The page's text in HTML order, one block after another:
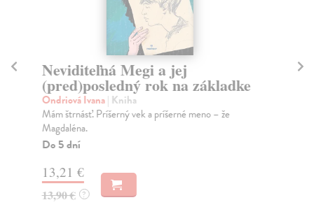
Neviditeľná Megi a jej
(pred)posledný rok na základke
Ondriová Ivana| Kniha
Mám štrnásť. Príšerný vek a príšerné meno – že
Magdaléna.
Do 5 dní
13,21 €
13,90 € ?